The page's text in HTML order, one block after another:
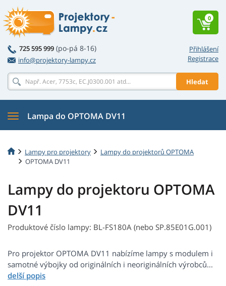
Přihlášení
Registrace
725 595 999 (po-pá 8-16)
info@projektory-lampy.cz
Hledat
0
Lampa do OPTOMA DV11
Lampy pro projektory
Lampy do projektorů OPTOMA
OPTOMA DV11
Lampy do projektoru OPTOMA
DV11
Produktové číslo lampy: BL-FS180A (nebo SP.85E01G.001)
Pro projektor OPTOMA DV11 nabízíme lampy s modulem i
samotné výbojky od originálních i neoriginálních výrobců...